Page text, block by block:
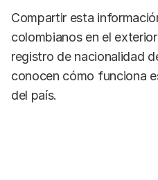
Compartir esta
colombianos en el
registro de nacionalidad
conocen cómo funciona
del país.